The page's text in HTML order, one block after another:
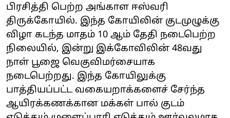
பிரசித்தி பெற்ற அங்காள ஈஸ்வரி
திருக்கோயில். இந்த கோயிலின் குடமுழுக்கு
விழா கடந்த மாதம் 10 ஆம் தேதி நடைபெற்ற
நிலையில், இன்று இக்கோவிலின் 48வது
நாள் பூஜை வெகுவிமர்சையாக
நடைபெற்றது. இந்த கோயிலுக்கு
பாத்தியப்பட்ட வகையறாக்களைச் சேர்ந்த
ஆயிரக்கணக்கான மக்கள் பால் குடம்